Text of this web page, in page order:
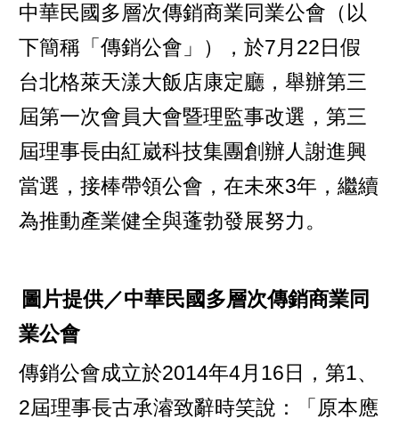
中華民國多層次傳銷商業同業公會（以
下簡稱「傳銷公會」），於7月22日假
台北格萊天漾大飯店康定廳，舉辦第三
屆第一次會員大會暨理監事改選，第三
屆理事長由紅崴科技集團創辦人謝進興
當選，接棒帶領公會，在未來3年，繼續
為推動產業健全與蓬勃發展努力。
圖片提供／中華民國多層次傳銷商業同
業公會
傳銷公會成立於2014年4月16日，第1、
2屆理事長古承濬致辭時笑說：「原本應